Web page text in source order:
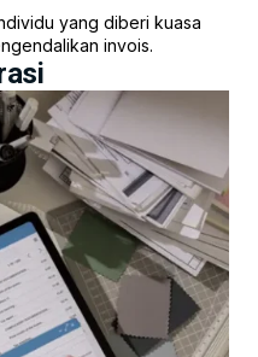
yang diberi kuasa
invois.